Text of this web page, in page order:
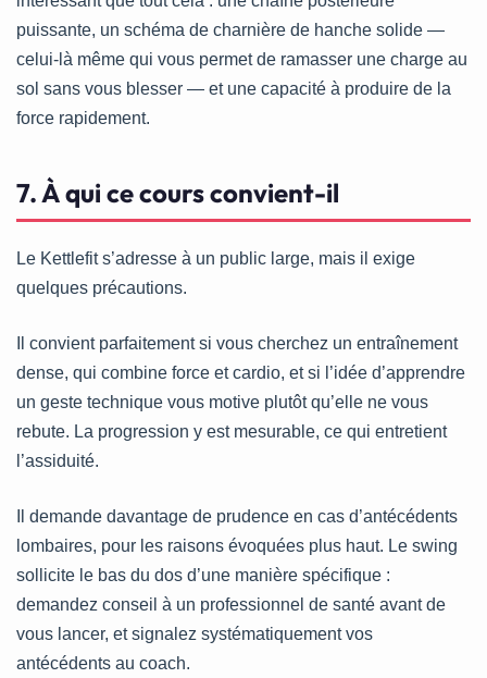
puissante, un schéma de charnière de hanche solide —
celui-là même qui vous permet de ramasser une charge au
sol sans vous blesser — et une capacité à produire de la
force rapidement.
7. À qui ce cours convient-il
Le Kettlefit s’adresse à un public large, mais il exige
quelques précautions.
Il convient parfaitement si vous cherchez un entraînement
dense, qui combine force et cardio, et si l’idée d’apprendre
un geste technique vous motive plutôt qu’elle ne vous
rebute. La progression y est mesurable, ce qui entretient
l’assiduité.
Il demande davantage de prudence en cas d’antécédents
lombaires, pour les raisons évoquées plus haut. Le swing
sollicite le bas du dos d’une manière spécifique :
demandez conseil à un professionnel de santé avant de
vous lancer, et signalez systématiquement vos
antécédents au coach.